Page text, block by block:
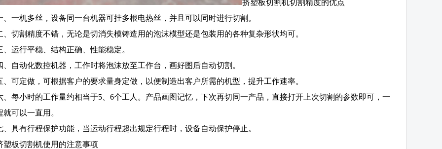
挤塑板切割机切割精度的优点
、一机多丝，设备同一台机器可挂多根电热丝，并且可以同时进行切割。
、切割精度不错，无论是切消失模铸造用的泡沫模型还是包装用的各种复杂形状均可。
、运行平稳、结构正确、性能稳定。
、自动化数控机器，工作时将泡沫放至工作台，画好图后自动切割。
、可定做，可根据客户的要求量身定做，以便制造出客户所需的机型，提升工作速率。
、每小时的工作量约相当于5、6个工人。产品画图记忆，下次再切同一产品，直接打开上次切割的参数即可，一
就可以一直用。
、具有行程保护功能，当运动行程超出规定行程时，设备自动保护停止。
塑板切割机使用的注意事项